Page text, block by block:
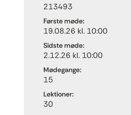
213493
Første møde:
19.08.26 kl. 10:00
Sidste møde:
2.12.26 kl. 10:00
Mødegange:
15
Lektioner:
30